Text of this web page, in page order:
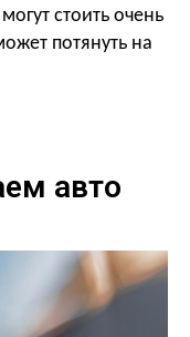
стоить очень
потянуть на
авто